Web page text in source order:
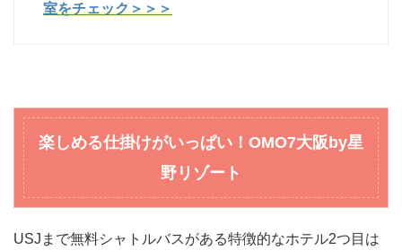
室をチェック＞＞＞
楽しめる仕掛けがいっぱい！OMO7大阪by星
野リゾート
USJまで無料シャトルバスがある特徴的なホテル2つ目は